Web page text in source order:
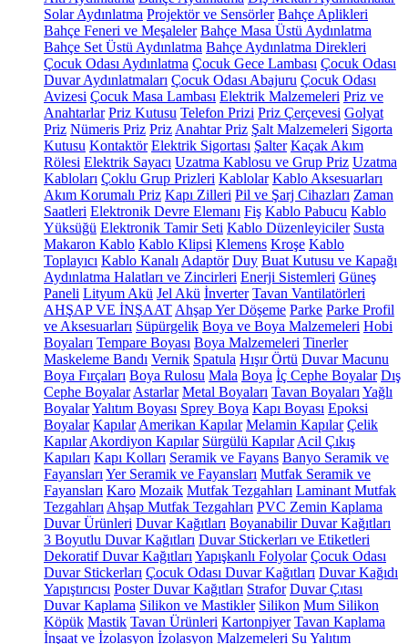
Solar Aydınlatma Projektör ve Sensörler Bahçe Aplikleri
Bahçe Feneri ve Meşaleler Bahçe Masa Üstü Aydınlatma
Bahçe Set Üstü Aydınlatma Bahçe Aydınlatma Direkleri
Çocuk Odası Aydınlatma Çocuk Gece Lambası Çocuk Odası
Duvar Aydınlatmaları Çocuk Odası Abajuru Çocuk Odası
Avizesi Çocuk Masa Lambası Elektrik Malzemeleri Priz ve
Anahtarlar Priz Kutusu Telefon Prizi Priz Çerçevesi Golyat
Priz Nümeris Priz Priz Anahtar Priz Şalt Malzemeleri Sigorta
Kutusu Kontaktör Elektrik Sigortası Şalter Kaçak Akım
Rölesi Elektrik Sayacı Uzatma Kablosu ve Grup Priz Uzatma
Kabloları Çoklu Grup Prizleri Kablolar Kablo Aksesuarları
Akım Korumalı Priz Kapı Zilleri Pil ve Şarj Cihazları Zaman
Saatleri Elektronik Devre Elemanı Fiş Kablo Pabucu Kablo
Yüksüğü Elektronik Tamir Seti Kablo Düzenleyiciler Susta
Makaron Kablo Kablo Klipsi Klemens Kroşe Kablo
Toplayıcı Kablo Kanalı Adaptör Duy Buat Kutusu ve Kapağı
Aydınlatma Halatları ve Zincirleri Enerji Sistemleri Güneş
Paneli Lityum Akü Jel Akü İnverter Tavan Vantilatörleri
AHŞAP VE İNŞAAT Ahşap Yer Döşeme Parke Parke Profil
ve Aksesuarları Süpürgelik Boya ve Boya Malzemeleri Hobi
Boyaları Tempare Boyası Boya Malzemeleri Tinerler
Maskeleme Bandı Vernik Spatula Hışır Örtü Duvar Macunu
Boya Fırçaları Boya Rulosu Mala Boya İç Cephe Boyalar Dış
Cephe Boyalar Astarlar Metal Boyaları Tavan Boyaları Yağlı
BoyalarYalıtım Boyası Sprey Boya Kapı Boyası Epoksi
Boyalar Kapılar Amerikan Kapılar Melamin Kapılar Çelik
Kapılar Akordiyon Kapılar Sürgülü Kapılar Acil Çıkış
Kapıları Kapı Kolları Seramik ve Fayans Banyo Seramik ve
Fayansları Yer Seramik ve Fayansları Mutfak Seramik ve
Fayansları Karo Mozaik Mutfak Tezgahları Laminant Mutfak
Tezgahları Ahşap Mutfak Tezgahları PVC Zemin Kaplama
Duvar Ürünleri Duvar Kağıtları Boyanabilir Duvar Kağıtları
3 Boyutlu Duvar Kağıtları Duvar Stickerları ve Etiketleri
Dekoratif Duvar Kağıtları Yapışkanlı Folyolar Çocuk Odası
Duvar Stickerları Çocuk Odası Duvar Kağıtları Duvar Kağıdı
Yapıştırıcısı Poster Duvar Kağıtları Strafor Duvar Çıtası
Duvar Kaplama Silikon ve Mastikler Silikon Mum Silikon
Köpük Mastik Tavan Ürünleri Kartonpiyer Tavan Kaplama
İnşaat ve İzolasyon İzolasyon Malzemeleri Su Yalıtım